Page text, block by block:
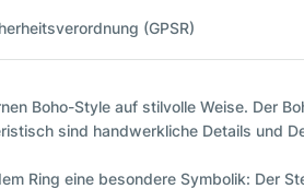
(GPSR)
Boho-Style auf stilvolle Weise. Der
sind handwerkliche Details und
Ring eine besondere Symbolik: Der